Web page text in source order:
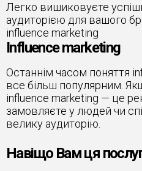
Легко вишиковуєте
аудиторією для вашого
influence marketing
Influence marketing
Останнім часом поняття
все більш популярним.
influence marketing — це
замовляєте у людей чи
велику аудиторію.
Навіщо Вам ця